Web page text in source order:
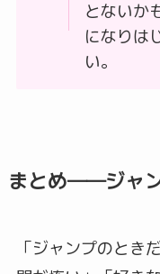
とないか
になりは
い。
まとめ――ジャ
「ジャンプのとき